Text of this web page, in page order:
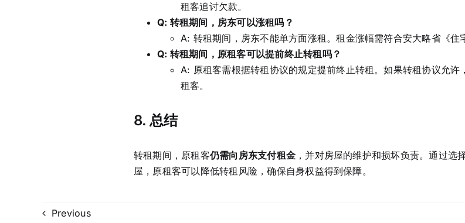
租客追讨欠款。
Q: 转租期间，房东可以涨租吗？
A: 转租期间，房东不能单方面涨租。租金涨幅需符合安大略省《住
Q: 转租期间，原租客可以提前终止转租吗？
A: 原租客需根据转租协议的规定提前终止转租。如果转租协议允
租客。
8. 总结
转租期间，原租客仍需向房东支付租金 ，并对房屋的维护和损坏负责。通过
屋，原租客可以降低转租风险，确保自身权益得到保障。
Previous